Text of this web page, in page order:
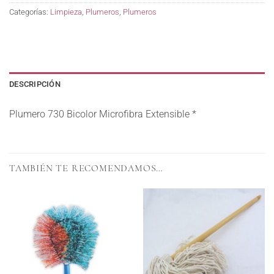
Categorías: Limpieza, Plumeros, Plumeros
DESCRIPCIÓN
Plumero 730 Bicolor Microfibra Extensible *
TAMBIÉN TE RECOMENDAMOS…